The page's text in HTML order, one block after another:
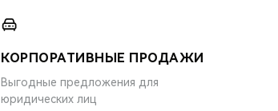
КОРПОРАТИВНЫЕ ПРОДАЖИ
Выгодные предложения для
юридических лиц